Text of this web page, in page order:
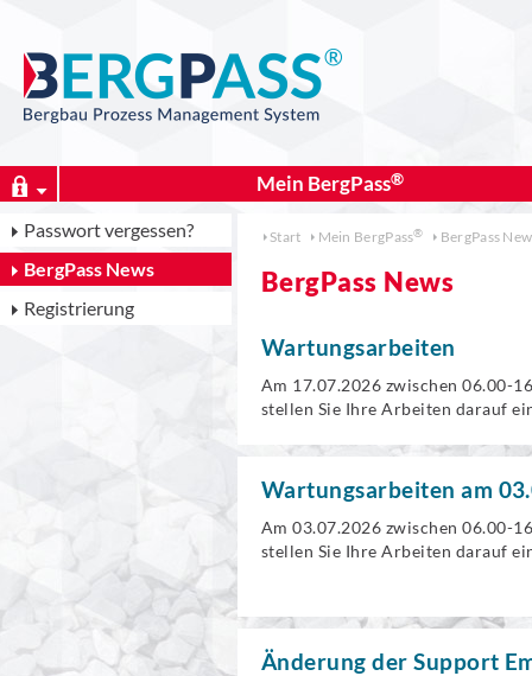
Mein BergPass
Passwort vergessen?
BergPass News
Registrierung
Start Mein BergPass BergPass
BergPass News
Wartungsarbeiten
Am 17.07.2026 zwischen 06.00-
stellen Sie Ihre Arbeiten darauf
Wartungsarbeiten am
Am 03.07.2026 zwischen 06.00-
stellen Sie Ihre Arbeiten darauf
Änderung der Support